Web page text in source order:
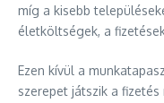
míg a kisebb
életköltségek, a
Ezen kívül a
szerepet játszik a